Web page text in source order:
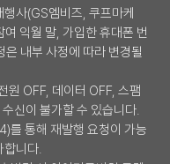
사(GS엠비즈, 쿠프마케
익월 말, 가입한 휴대폰 번
내부 사정에 따라 변경될
원 OFF, 데이터 OFF, 스팸
신이 불가할 수 있습니다.
를 통해 재발행 요청이 가능
합니다.